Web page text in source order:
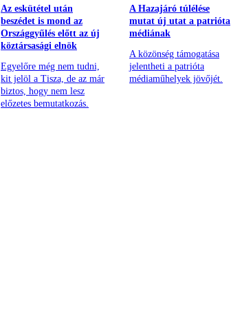
Az eskütétel után
beszédet is mond az
Országgyűlés előtt az új
köztársasági elnök
Egyelőre még nem tudni,
kit jelöl a Tisza, de az már
biztos, hogy nem lesz
előzetes bemutatkozás.
A Hazajáró túlélése
mutat új utat a patrióta
médiának
A közönség támogatása
jelentheti a patrióta
médiaműhelyek jövőjét.